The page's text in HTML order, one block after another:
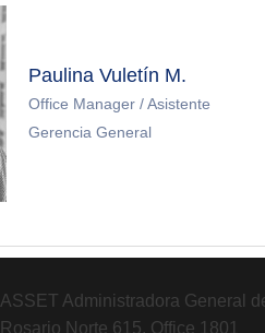
Paulina Vuletín M.
Office Manager / Asistente
Gerencia General
ASSET Administradora General
Rosario Norte 615, Office 1801